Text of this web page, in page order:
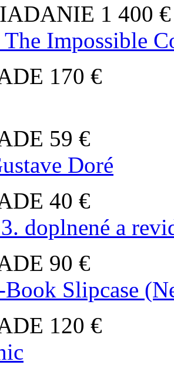
1 400 €
Impossible
170 €
59 €
Doré
40 €
doplnené a
90 €
Book Slipcase
120 €